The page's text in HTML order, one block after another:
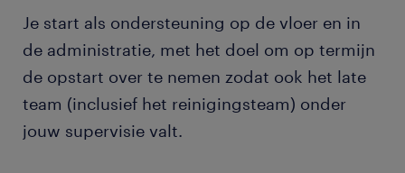
Je start als ondersteuning op de vloer en in
de administratie, met het doel om op termijn
de opstart over te nemen zodat ook het late
team (inclusief het reinigingsteam) onder
jouw supervisie valt.